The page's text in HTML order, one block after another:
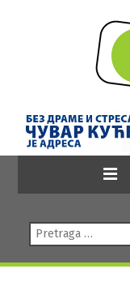
Pretraga: